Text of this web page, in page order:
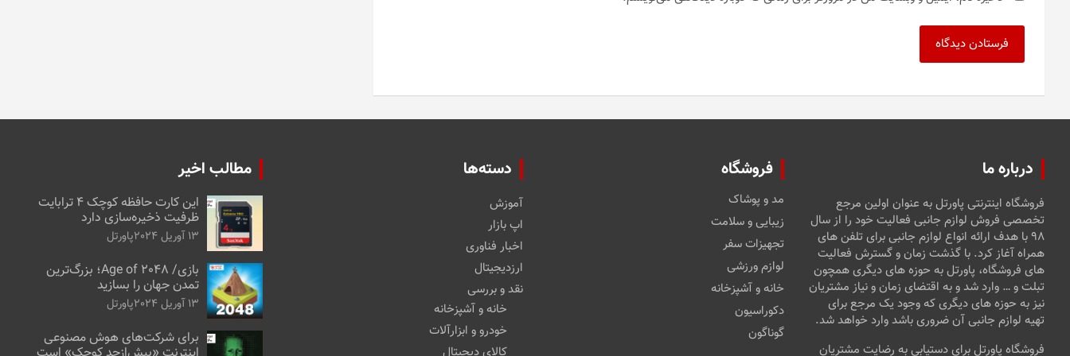
درباره ما
فروشگاه اینترنتی پاورتل به عنوان اولین مرجع
تخصصی فروش لوازم جانبی فعالیت خود را از سال
۹۸ با هدف ارائه انواع لوازم جانبی برای تلفن های
همراه آغاز کرد. با گذشت زمان و گسترش فعالیت
های فروشگاه، پاورتل به حوزه های دیگری همچون
تبلت و … وارد شد و به اقتضای زمان و نیاز مشتریان
نیز به حوزه های دیگری که وجود یک مرجع برای
تهیه لوازم جانبی آن ضروری باشد وارد خواهد شد.
فروشگاه پاورتل برای دستیابی به رضایت مشتریان
فروشگاه
مد و پوشاک
زیبایی و سلامت
تجهیزات سفر
لوازم ورزشی
خانه و آشپزخانه
دکوراسیون
گوناگون
دسته‌ها
آموزش
اپ بازار
اخبار فناوری
ارزدیجیتال
نقد و بررسی
خانه و آشپزخانه
خودرو و ابزارآلات
مطالب اخیر
این کارت حافظه کوچک ۴ ترابایت
ظرفیت ذخیره‌سازی دارد
13 آوریل 2024 پاورتل
بازی/ Age of 2048؛ بزرگ‌ترین
تمدن جهان را بسازید
13 آوریل 2024 پاورتل
برای شرکت‌های هوش مصنوعی